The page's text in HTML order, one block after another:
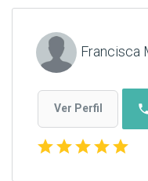
Francisca
Ver Perfil
starstarstarstarstar